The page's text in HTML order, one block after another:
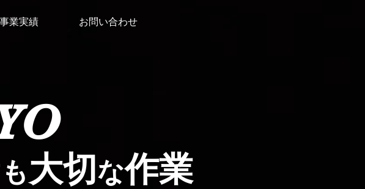
事業実績 お問い合わせ
大切 な作業
O